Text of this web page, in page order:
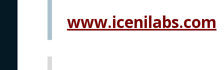
www.icenilabs.com